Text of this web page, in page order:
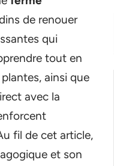
de renouer
qui
tout en
ainsi que
avec la
fil de cet article,
et son